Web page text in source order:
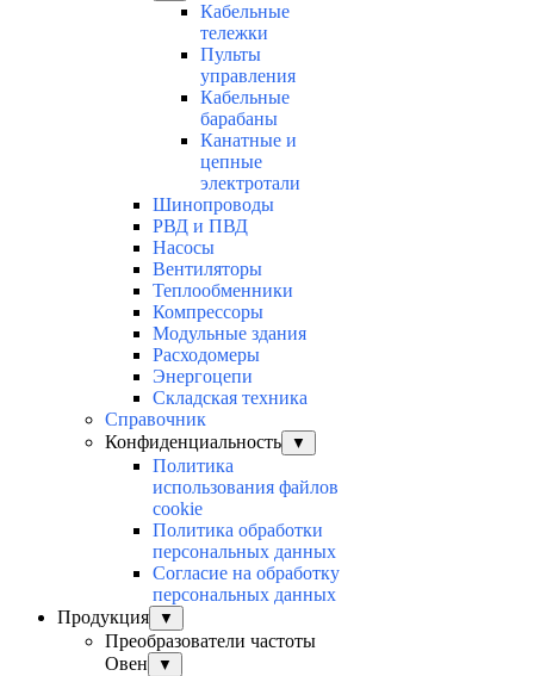
Кабельные
тележки
Пульты
управления
Кабельные
барабаны
Канатные и
цепные
электротали
Шинопроводы
РВД и ПВД
Насосы
Вентиляторы
Теплообменники
Компрессоры
Модульные здания
Расходомеры
Энергоцепи
Складская техника
Справочник
Конфиденциальность
▼
Политика
использования файлов
cookie
Политика обработки
персональных данных
Согласие на обработку
персональных данных
Продукция
▼
Преобразователи частоты
Овен
▼